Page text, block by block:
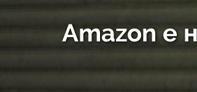
Amazon е